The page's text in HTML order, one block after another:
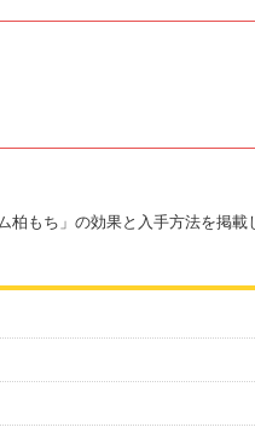
柏もち」の効果と入手方法を掲載